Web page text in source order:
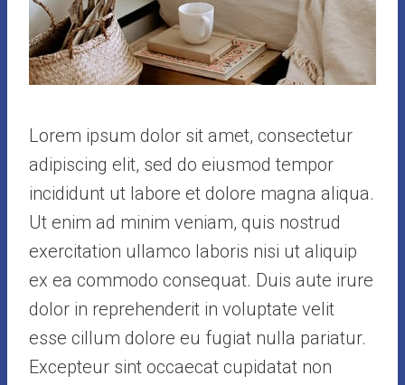
Lorem ipsum dolor sit amet, consectetur
adipiscing elit, sed do eiusmod tempor
incididunt ut labore et dolore magna aliqua.
Ut enim ad minim veniam, quis nostrud
exercitation ullamco laboris nisi ut aliquip
ex ea commodo consequat. Duis aute irure
dolor in reprehenderit in voluptate velit
esse cillum dolore eu fugiat nulla pariatur.
Excepteur sint occaecat cupidatat non